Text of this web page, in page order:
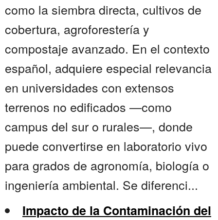
como la siembra directa, cultivos de
cobertura, agroforestería y
compostaje avanzado. En el contexto
español, adquiere especial relevancia
en universidades con extensos
terrenos no edificados —como
campus del sur o rurales—, donde
puede convertirse en laboratorio vivo
para grados de agronomía, biología o
ingeniería ambiental. Se diferenci...
Impacto de la Contaminación del